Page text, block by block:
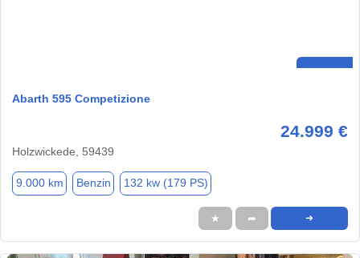
Abarth 595 Competizione
24.999 €
Holzwickede, 59439
9.000 km Benzin 132 kw (179 PS)
★ ➦ ➜